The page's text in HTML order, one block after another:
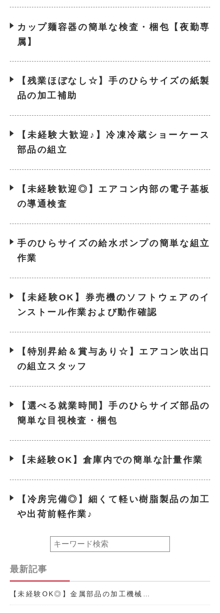
カップ麺容器の簡単な検査・梱包【夜勤専
属】
【残業ほぼなし☆】手のひらサイズの紙製
品の加工補助
【未経験大歓迎♪】冷凍冷蔵ショーケース
部品の組立
【未経験歓迎◎】エアコン内部の電子基板
の導通検査
手のひらサイズの給水ポンプの簡単な組立
作業
【未経験OK】券売機のソフトウェアのイ
ンストール作業および動作確認
【特別昇給＆賞与あり☆】エアコン吹出口
の組立スタッフ
【選べる就業時間】手のひらサイズ部品の
簡単な目視検査・梱包
【未経験OK】倉庫内での簡単な計量作業
【冷房完備◎】細くて軽い樹脂製品の加工
や出荷前軽作業♪
最新記事
【未経験OK◎】金属部品の加工機械…